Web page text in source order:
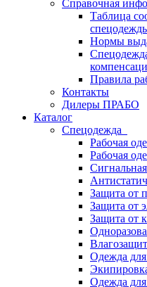
Справочная
Таблица
Нормы
Правила
Контакты
Дилеры ПРАБО
Каталог
Спецодежда
Рабочая
Рабочая
Защита от
Защита от
Защита от
Одежда
Одежда